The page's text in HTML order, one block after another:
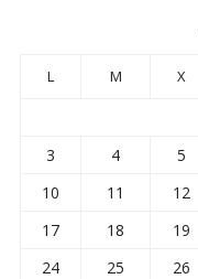
L M X
3
4 5
10
11 12
17
18 19
24
25 26